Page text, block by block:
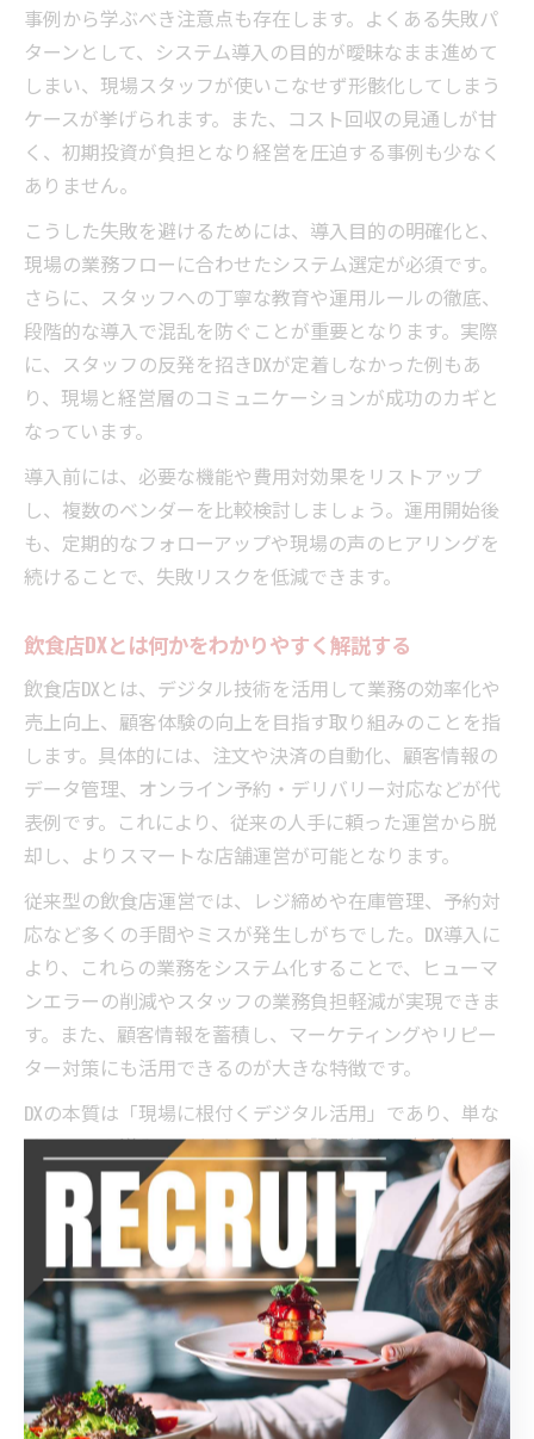
事例から学ぶべき注意点も存在します。よくある失敗パ
ターンとして、システム導入の目的が曖昧なまま進めて
しまい、現場スタッフが使いこなせず形骸化してしまう
ケースが挙げられます。また、コスト回収の見通しが甘
く、初期投資が負担となり経営を圧迫する事例も少なく
ありません。
こうした失敗を避けるためには、導入目的の明確化と、
現場の業務フローに合わせたシステム選定が必須です。
さらに、スタッフへの丁寧な教育や運用ルールの徹底、
段階的な導入で混乱を防ぐことが重要となります。実際
に、スタッフの反発を招きDXが定着しなかった例もあ
り、現場と経営層のコミュニケーションが成功のカギと
なっています。
導入前には、必要な機能や費用対効果をリストアップ
し、複数のベンダーを比較検討しましょう。運用開始後
も、定期的なフォローアップや現場の声のヒアリングを
続けることで、失敗リスクを低減できます。
飲食店DXとは何かをわかりやすく解説する
飲食店DXとは、デジタル技術を活用して業務の効率化や
売上向上、顧客体験の向上を目指す取り組みのことを指
します。具体的には、注文や決済の自動化、顧客情報の
データ管理、オンライン予約・デリバリー対応などが代
表例です。これにより、従来の人手に頼った運営から脱
却し、よりスマートな店舗運営が可能となります。
従来型の飲食店運営では、レジ締めや在庫管理、予約対
応など多くの手間やミスが発生しがちでした。DX導入に
より、これらの業務をシステム化することで、ヒューマ
ンエラーの削減やスタッフの業務負担軽減が実現できま
す。また、顧客情報を蓄積し、マーケティングやリピー
ター対策にも活用できるのが大きな特徴です。
DXの本質は「現場に根付くデジタル活用」であり、単な
るシステム導入ではなく、現場の課題解決や売上向上に
つなげることが重要です。導入時は、現場スタッフの声
を取り入れながら、段階的かつ無理のない変革を心がけ
ましょう。
飲食DXによる業務効率化と顧客体験向上の実例
飲食DXの導入による業務効率化と顧客体験向上の実例は
多岐にわたります。例えば、キッチンとホールのオーダ
ー連携システムを導入することで、注文ミスや配膳遅延